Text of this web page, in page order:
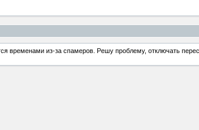
временами из-за спамеров. Решу проблему, отключать